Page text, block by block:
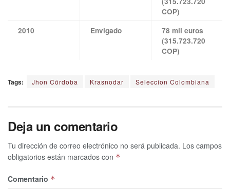
COP)
2010
Envigado
78 mil euros
(315.723.720
COP)
Tags: Jhon Córdoba Krasnodar Seleccíon Colombiana
Deja un comentario
Tu dirección de correo electrónico no será publicada. Los campos
obligatorios están marcados con *
Comentario *